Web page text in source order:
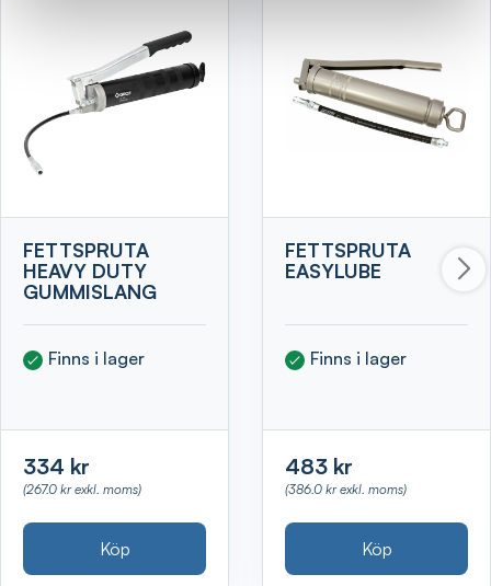
FETTSPRUTA
HEAVY DUTY
GUMMISLANG
Finns i lager
334 kr
(267.0 kr exkl. moms)
Köp
FETTSPRUTA
EASYLUBE
Finns i lager
483 kr
(386.0 kr exkl. moms)
Köp